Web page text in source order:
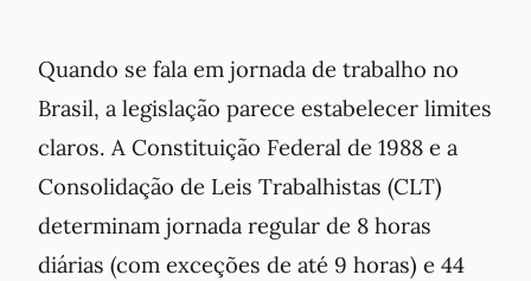
Quando se fala em jornada de trabalho no
Brasil, a legislação parece estabelecer limites
claros. A Constituição Federal de 1988 e a
Consolidação de Leis Trabalhistas (CLT)
determinam jornada regular de 8 horas
diárias (com exceções de até 9 horas) e 44